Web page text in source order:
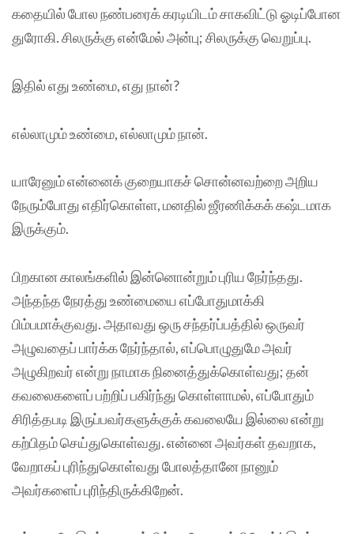
கதையில் போல நண்பரைக் கரடியிடம் சாகவிட்டு ஓடிப்போன
துரோகி. சிலருக்கு என்மேல் அன்பு; சிலருக்கு வெறுப்பு.
இதில் எது உண்மை, எது நான்?
எல்லாமும் உண்மை, எல்லாமும் நான்.
யாரேனும் என்னைக் குறையாகச் சொன்னவற்றை அறிய
நேரும்போது எதிர்கொள்ள, மனதில் ஜீரணிக்கக் கஷ்டமாக
இருக்கும்.
பிறகான காலங்களில் இன்னொன்றும் புரிய நேர்ந்தது.
அந்தந்த நேரத்து உண்மையை எப்போதுமாக்கி
பிம்பமாக்குவது. அதாவது ஒரு சந்தர்ப்பத்தில் ஒருவர்
அழுவதைப் பார்க்க நேர்ந்தால், எப்பொழுதுமே அவர்
அழுகிறவர் என்று நாமாக நினைத்துக்கொள்வது; தன்
கவலைகளைப் பற்றிப் பகிர்ந்து கொள்ளாமல், எப்போதும்
சிரித்தபடி இருப்பவர்களுக்குக் கவலையே இல்லை என்று
கற்பிதம் செய்துகொள்வது. என்னை அவர்கள் தவறாக,
வேறாகப் புரிந்துகொள்வது போலத்தானே நானும்
அவர்களைப் புரிந்திருக்கிறேன்.